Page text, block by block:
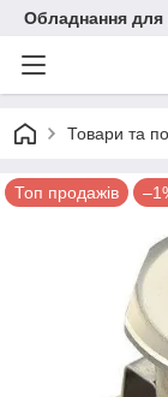
Обладнання для
Товари та
Топ продажів